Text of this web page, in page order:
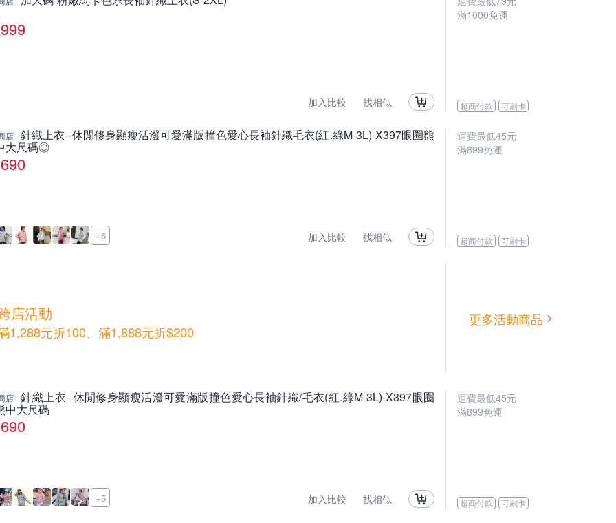
999
加入比較 找相似
滿1000免運
超商付款 可刷卡
店 針織上衣--休閒修身顯瘦活潑可愛滿版撞色愛心長袖針織毛衣(紅.綠M-3L)-X397眼圈熊
大尺碼◎
690
+5 加入比較 找相似
運費最低45元
滿899免運
超商付款 可刷卡
店活動
1,288元折100、滿1,888元折$200
更多活動商品
店 針織上衣--休閒修身顯瘦活潑可愛滿版撞色愛心長袖針織/毛衣(紅.綠M-3L)-X397眼圈
中大尺碼
690
+5 加入比較 找相似
運費最低45元
滿899免運
超商付款 可刷卡